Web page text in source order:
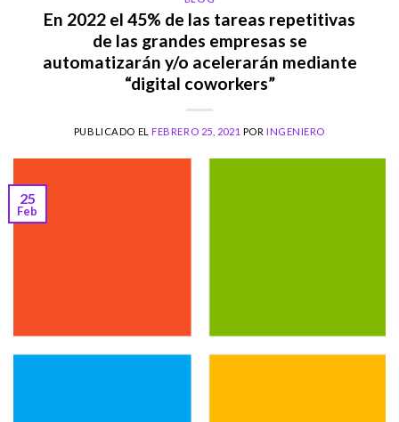
En 2022 el 45% de las tareas repetitivas
de las grandes empresas se
automatizarán y/o acelerarán mediante
“digital coworkers”
PUBLICADO ELFEBRERO 25, 2021 POR INGENIERO
25
Feb